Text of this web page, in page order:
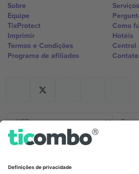
Sobre
Equipe
TixProtect
Imprimir
Termos e Condições
Programa de afiliados
Como
Hotéis
Central